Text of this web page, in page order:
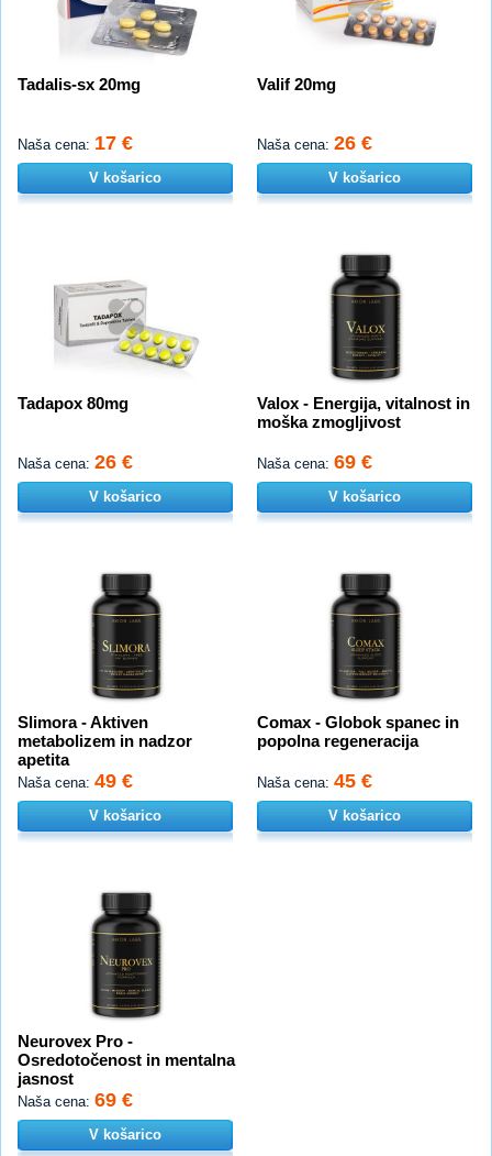
Tadalis-sx 20mg
Naša cena: 17 €
V košarico
Valif 20mg
Naša cena: 26 €
V košarico
Tadapox 80mg
Naša cena: 26 €
V košarico
Valox - Energija, vitalnost in
moška zmogljivost
Naša cena: 69 €
V košarico
Slimora - Aktiven
metabolizem in nadzor
apetita
Naša cena: 49 €
V košarico
Comax - Globok spanec in
popolna regeneracija
Naša cena: 45 €
V košarico
Neurovex Pro -
Osredotočenost in mentalna
jasnost
Naša cena: 69 €
V košarico